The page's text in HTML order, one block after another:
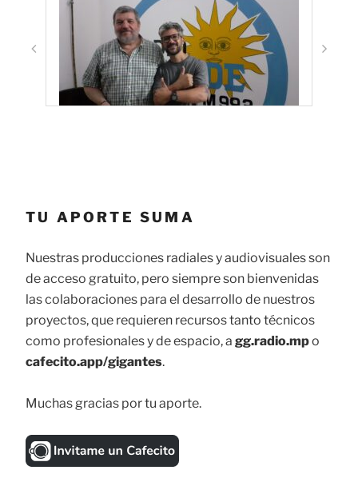
TU APORTE SUMA
Nuestras producciones radiales y audiovisuales son
de acceso gratuito, pero siempre son bienvenidas
las colaboraciones para el desarrollo de nuestros
proyectos, que requieren recursos tanto técnicos
como profesionales y de espacio, a gg.radio.mpo
cafecito.app/gigantes.
Muchas gracias por tu aporte.